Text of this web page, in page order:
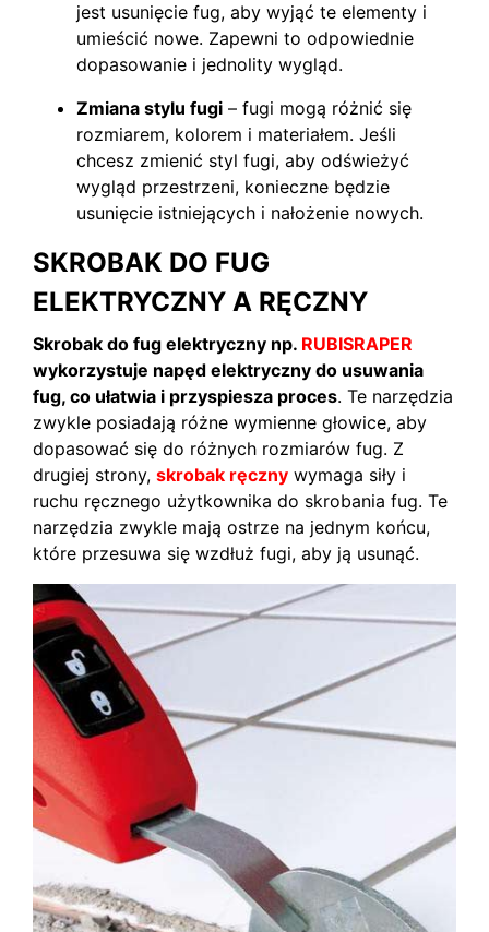
jest usunięcie fug, aby wyjąć te elementy i
umieścić nowe. Zapewni to odpowiednie
dopasowanie i jednolity wygląd.
Zmiana stylu fugi – fugi mogą różnić się
rozmiarem, kolorem i materiałem. Jeśli
chcesz zmienić styl fugi, aby odświeżyć
wygląd przestrzeni, konieczne będzie
usunięcie istniejących i nałożenie nowych.
SKROBAK DO FUG
ELEKTRYCZNY A RĘCZNY
Skrobak do fug elektryczny np. RUBISRAPER
wykorzystuje napęd elektryczny do usuwania
fug, co ułatwia i przyspiesza proces. Te narzędzia
zwykle posiadają różne wymienne głowice, aby
dopasować się do różnych rozmiarów fug. Z
drugiej strony, skrobak ręczny wymaga siły i
ruchu ręcznego użytkownika do skrobania fug. Te
narzędzia zwykle mają ostrze na jednym końcu,
które przesuwa się wzdłuż fugi, aby ją usunąć.